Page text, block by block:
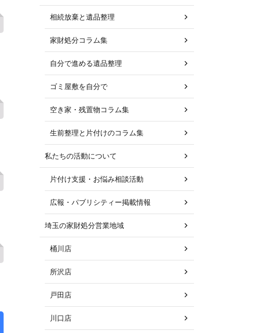
相続放棄と遺品整理
家財処分コラム集
自分で進める遺品整理
ゴミ屋敷を自分で
空き家・残置物コラム集
生前整理と片付けのコラム集
私たちの活動について
片付け支援・お悩み相談活動
広報・パブリシティー掲載情報
埼玉の家財処分営業地域
桶川店
所沢店
戸田店
川口店